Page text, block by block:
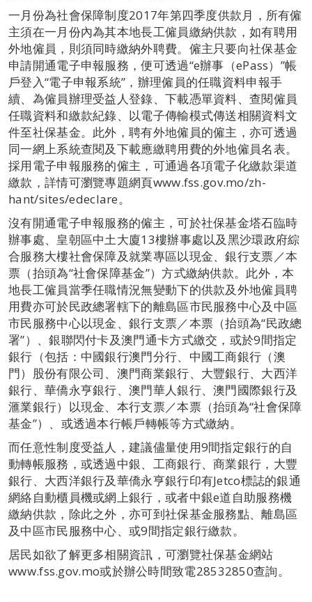
一月份為社會保障制度2017年第四季度供款月，所有僱
主須在一月份內為其本地長工僱員繳納供款，如有聘用
外地僱員，則須同時繳納外聘費。僱主只要向社保基金
申請開通電子申報服務，便可透過“e辦事（ePass）”帳
戶登入“電子申報系統”，辦理僱員的任職資料申報手
續、為僱員辦理受益人登錄、下載憑單資料、查閱僱員
任職資料和繳款紀錄、以電子傳輸模式傳送相關資料文
件至社保基金。此外，聘有外地僱員的僱主，亦可透過
同一網上系統查閱及下載應繳聘用費的外地僱員名表。
採用電子申報服務的僱主，可通過各項電子化繳款渠道
繳款，詳情可瀏覽專題網頁www.fss.gov.mo/zh-
hant/sites/edeclare。
沒有開通電子申報服務的僱主，可於社保基金塔石臨時
辦事處、皇朝區中土大廈13樓辦事處以及黑沙環政府綜
合服務大樓社會保障及就業專區以現金、銀行支票／本
票（抬頭為“社會保障基金”）方式繳納供款。此外，本
地長工僱員當季任職情況無變動下的供款及外地僱員聘
用費亦可於民政總署轄下的離島區市民服務中心及中區
市民服務中心以現金、銀行支票／本票（抬頭為“民政總
署”）、銀聯閃付卡及澳門通卡方式繳交，或於9間指定
銀行（包括：中國銀行澳門分行、中國工商銀行（澳
門）股份有限公司、澳門商業銀行、大豐銀行、大西洋
銀行、華僑永亨銀行、澳門華人銀行、澳門國際銀行及
滙業銀行）以現金、本行支票／本票（抬頭為“社會保障
基金”）、或透過本行帳戶轉帳等方式繳納。
而任意性制度受益人，建議儘量使用9間指定銀行的自
動轉帳服務，或透過中銀、工商銀行、商業銀行，大豐
銀行、大西洋銀行及華僑永亨銀行印有Jetco標誌的銀通
網絡自動櫃員機或網上銀行，或者中銀e道自助服務機
繳納供款，除此之外，亦可到社保基金服務點、離島區
及中區市民服務中心、或9間指定銀行繳款。
居民如欲了解更多相關資訊，可瀏覽社保基金網站
www.fss.gov.mo或於辦公時間致電28532850查詢。